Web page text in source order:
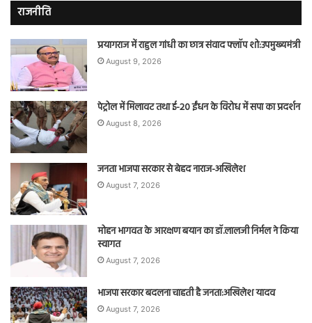
राजनीति
प्रयागराज में राहुल गांधी का छात्र संवाद फ्लॉप शो:उपमुख्यमंत्री
August 9, 2026
पेट्रोल में मिलावट तथा ई-20 ईंधन के विरोध में सपा का प्रदर्शन
August 8, 2026
जनता भाजपा सरकार से बेहद नाराज-अखिलेश
August 7, 2026
मोहन भागवत के आरक्षण बयान का डॉ.लालजी निर्मल ने किया
स्वागत
August 7, 2026
भाजपा सरकार बदलना चाहती है जनता:अखिलेश यादव
August 7, 2026